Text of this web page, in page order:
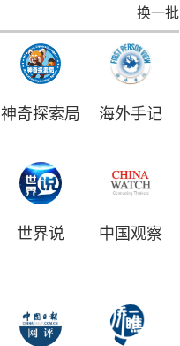
换一批
神奇探索局 海外手记
世界说 中国观察